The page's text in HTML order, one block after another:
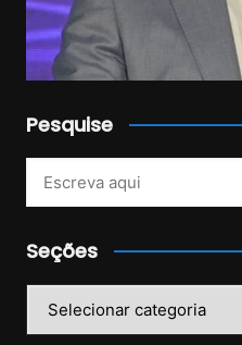
Pesquise
Seções